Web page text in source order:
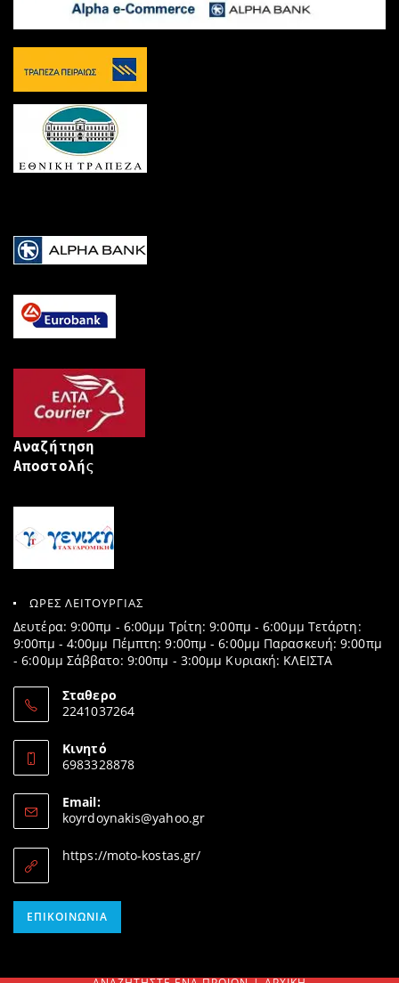
Αναζήτηση
Αποστολής
ΩΡΕΣ ΛΕΙΤΟΥΡΓΙΑΣ
Δευτέρα: 9:00πμ - 6:00μμ Τρίτη: 9:00πμ - 6:00μμ Τετάρτη:
9:00πμ - 4:00μμ Πέμπτη: 9:00πμ - 6:00μμ Παρασκευή: 9:00πμ
- 6:00μμ Σάββατο: 9:00πμ - 3:00μμ Κυριακή: ΚΛΕΙΣΤΑ
Σταθερο
2241037264
in
your
Κινητό
6983328878
in
your
Email:
koyrdoynakis@yahoo.grOpens
https://moto-kostas.gr/
ΕΠΙΚΟΙΝΩΝΊΑ